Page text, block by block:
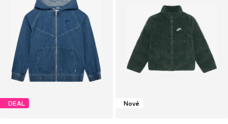
DEAL Nové